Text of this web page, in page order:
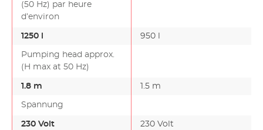
(50 Hz) par heure
d’environ
1250 l 950 l
Pumping head approx.
(H max at 50 Hz)
1.8 m 1.5 m
Spannung
230 Volt 230 Volt